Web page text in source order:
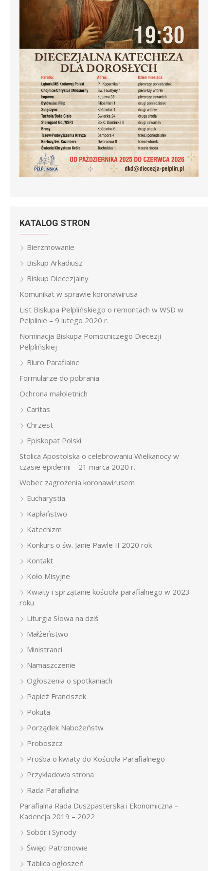
KATALOG STRON
Bierzmowanie
Biskup Arkadiusz
Biskup Diecezjalny
Komunikat w sprawie koronawirusa
List Biskupa Pelplińskiego o remontach w WSD w
Pelplinie – 9 lutego 2020 r.
Nominacja Biskupa Pomocniczego Diecezji
Pelplińskiej
Biuro Parafialne
Formularze do pobrania
Ochrona małoletnich
Caritas
Chrzest
Episkopat Polski
Stolica Apostolska o celebrowaniu Wielkanocy w
czasie epidemii – 21 marca 2020 r.
Wobec zagrożenia koronawirusem
Eucharystia
Kapłaństwo
Katechizm
Konkurs o św. Janie Pawle II 2020 rok
Kontakt
Koło Misyjne
Kwiaty i sprzątanie kościoła parafialnego w 2023
roku
Liturgia Słowa na dziś
Małżeństwo
Ministranci
Namaszczenie
Ogłoszenia o spotkaniach
Papież Franciszek
Pokuta
Porządek Nabożeństw
Proboszcz
Prośba o kwiaty do Kościoła Parafialnego
Przykładowa strona
Rada Parafialna
Parafialna Rada Duszpasterska i Ekonomiczna –
Kadencja 2019 – 2022
Sobór i Synody
Święci Patronowie
Tablica ogłoszeń